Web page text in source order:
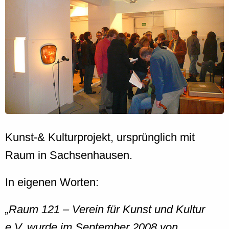
Kunst-& Kulturprojekt, ursprünglich mit
Raum in Sachsenhausen.
In eigenen Worten:
Raum 121 – Verein für Kunst und Kultur